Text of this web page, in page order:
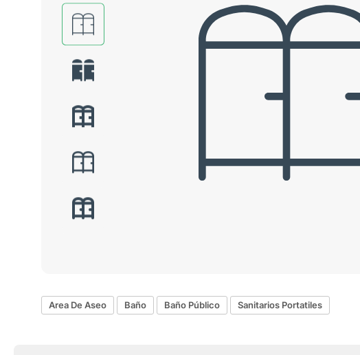
Area De Aseo Baño Baño Público Sanitarios Portatiles